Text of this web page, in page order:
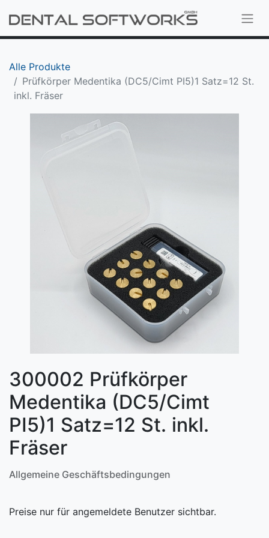
Alle Produkte
Prüfkörper Medentika (DC5/Cimt PI5)1 Satz=12 St.
inkl. Fräser
300002 Prüfkörper
Medentika (DC5/Cimt
PI5)1 Satz=12 St. inkl.
Fräser
Allgemeine Geschäftsbedingungen
Preise nur für angemeldete Benutzer sichtbar.